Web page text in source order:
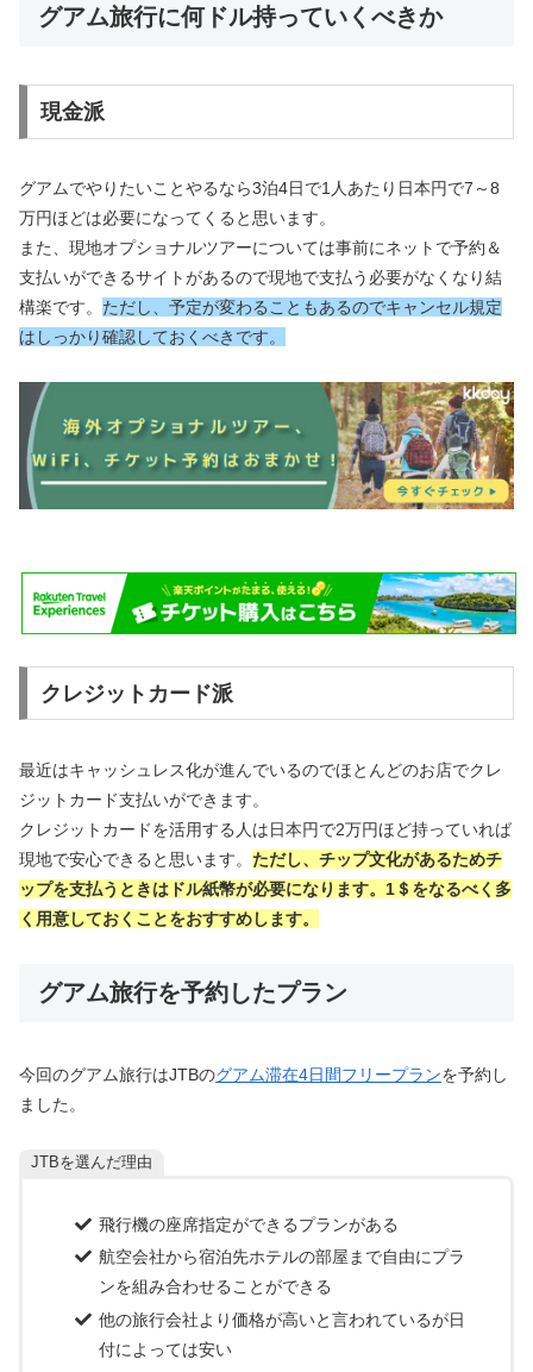
グアム旅行に何ドル持っていくべきか
現金派
グアムでやりたいことやるなら3泊4日で1人あたり日本円で7～8
万円ほどは必要になってくると思います。
また、現地オプショナルツアーについては事前にネットで予約＆
支払いができるサイトがあるので現地で支払う必要がなくなり結
構楽です。 ただし、予定が変わることもあるのでキャンセル規定
はしっかり確認しておくべきです。
クレジットカード派
最近はキャッシュレス化が進んでいるのでほとんどのお店でクレ
ジットカード支払いができます。
クレジットカードを活用する人は日本円で2万円ほど持っていれば
現地で安心できると思います。 ただし、チップ文化があるためチ
ップを支払うときはドル紙幣が必要になります。1＄をなるべく多
く用意しておくことをおすすめします。
グアム旅行を予約したプラン
今回のグアム旅行はJTBのグアム滞在4日間フリープランを予約し
ました。
JTBを選んだ理由
飛行機の座席指定ができるプランがある
航空会社から宿泊先ホテルの部屋まで自由にプラ
ンを組み合わせることができる
他の旅行会社より価格が高いと言われているが日
付によっては安い